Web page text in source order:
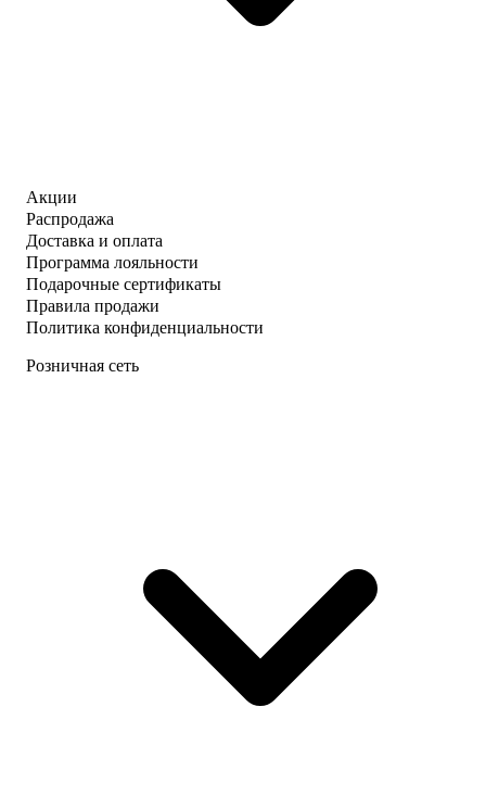
Акции
Распродажа
Доставка и оплата
Программа лояльности
Подарочные сертификаты
Правила продажи
Политика конфиденциальности
Розничная сеть